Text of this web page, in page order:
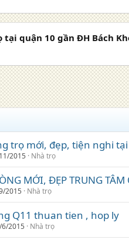
tại quận 10 gần ĐH Bách
trọ mới, đẹp, tiện nghi
2015 Nhà trọ
MỚI, ĐẸP TRUNG
2015 Nhà trọ
Q11 thuan tien , hop ly
6/2015 Nhà trọ